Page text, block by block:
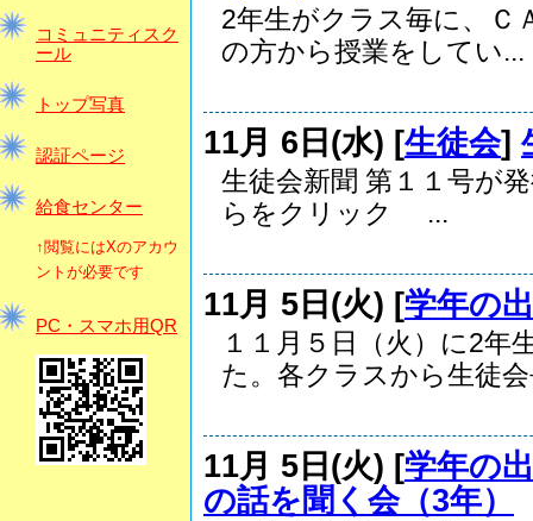
コミュニティスク
ール
トップ写真
認証ページ
給食センター
↑閲覧にはXのアカウ
ントが必要です
PC・スマホ用QR
2年生がクラス毎に、Ｃ
の方から授業をしてい...
11月 6日(水) [生徒会]
生徒会新聞 第１１号が
らをクリック ...
11月 5日(火) [学年の
１１月５日（火）に2年
た。各クラスから生徒
11月 5日(火) [学年の
の話を聞く会（3年）